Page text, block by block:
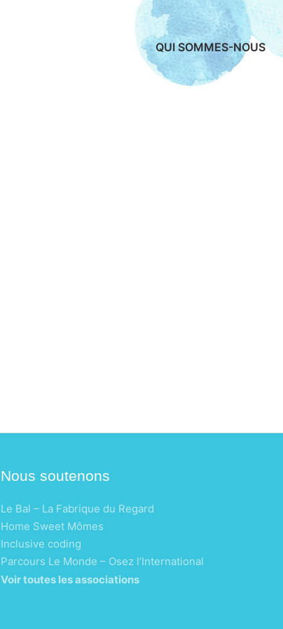
QUI SOMMES-NOUS
Nous soutenons
Le Bal – La Fabrique du Regard
Home Sweet Mômes
Inclusive coding
Parcours Le Monde – Osez l’International
Voir toutes les associations